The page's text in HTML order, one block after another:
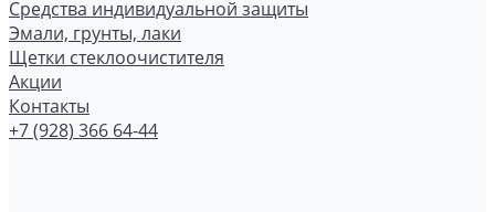
Средства индивидуальной защиты
Эмали, грунты, лаки
Щетки стеклоочистителя
Акции
Контакты
+7 (928) 366 64-44